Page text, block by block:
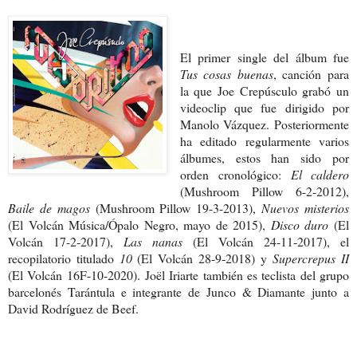
El primer single del álbum fue
Tus cosas buenas, canción para
la que Joe Crepúsculo grabó un
videoclip que fue dirigido por
Manolo Vázquez. Posteriormente
ha editado regularmente varios
álbumes, estos han sido por
orden cronológico: El caldero
(Mushroom Pillow 6-2-2012),
Baile de magos(Mushroom Pillow 19-3-2013),Nuevos misterios
(El Volcán Música/Ópalo Negro, mayo de 2015), Disco duro (El
Volcán 17-2-2017), Las nanas (El Volcán 24-11-2017), el
recopilatorio titulado 10(El Volcán 28-9-2018) ySupercrepus II
(El Volcán 16F-10-2020). Joël Iriarte también es teclista del grupo
barcelonés Tarántula e integrante de Junco & Diamante junto a
David Rodríguez de Beef.